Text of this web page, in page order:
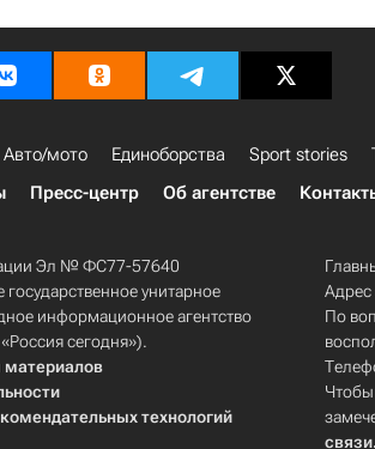
Авто/мото Единоборства Sport stories
Пресс-центр Об агентстве
Эл № ФС77-57640
унитарное
информационное агентство
сегодня»).
материалов
технологий
Адрес
По
Чтобы
связи.